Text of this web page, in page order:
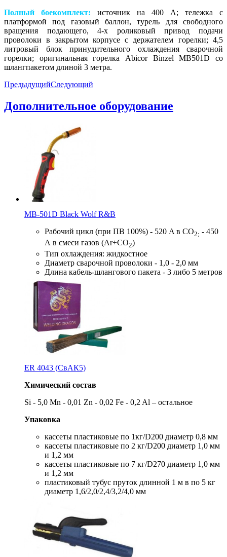
Полный боекомплект: источник на 400 А; тележка с
платформой под газовый баллон, турель для свободного
вращения подающего, 4-х роликовый привод подачи
проволоки в закрытом корпусе с держателем горелки; 4,5
литровый блок принудительного охлаждения сварочной
горелки; оригинальная горелка Abicor Binzel MB501D со
шлангпакетом длиной 3 метра.
ПредыдущийСледующий
Дополнительное оборудование
MB-501D Black Wolf R&B
Рабочий цикл (при ПВ 100%) - 520 A в CO2; - 450
А в смеси газов (Ar+CO2)
Тип охлаждения: жидкостное
Диаметр сварочной проволоки - 1,0 - 2,0 мм
Длина кабель-шлангового пакета - 3 либо 5 метров
ER 4043 (СвАК5)
Химический состав
Si - 5,0 Mn - 0,01 Zn - 0,02 Fe - 0,2 Al – остальное
Упаковка
кассеты пластиковые по 1кг/D200 диаметр 0,8 мм
кассеты пластиковые по 2 кг/D200 диаметр 1,0 мм
и 1,2 мм
кассеты пластиковые по 7 кг/D270 диаметр 1,0 мм
и 1,2 мм
пластиковый тубус пруток длинной 1 м в по 5 кг
диаметр 1,6/2,0/2,4/3,2/4,0 мм